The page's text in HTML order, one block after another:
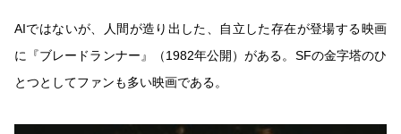
AIではないが、人間が造り出した、自立した存在が登場する映画
に『ブレードランナー』（1982年公開）がある。SFの金字塔のひ
とつとしてファンも多い映画である。